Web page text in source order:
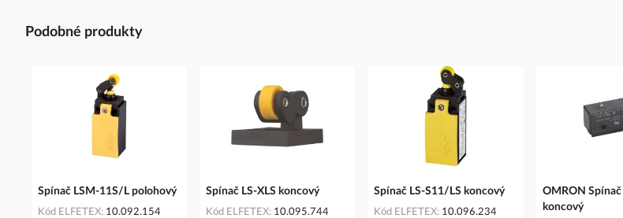
Podobné produkty
Spínač LSM-11S/L polohový
Kód ELFETEX 10.092.154
Spínač LS-XLS koncový
Kód ELFETEX 10.095.744
Spínač LS-S11/LS koncový
Kód ELFETEX 10.096.234
OMRON
koncový